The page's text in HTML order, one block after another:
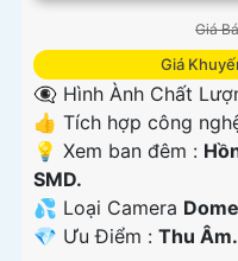
Giá
Giá
👁️‍🗨 Hình Ành Chất
👍 Tích hợp công
💡 Xem ban đêm :
SMD.
💦 Loại Camera
️💎 Ưu Điểm : Thu Âm.